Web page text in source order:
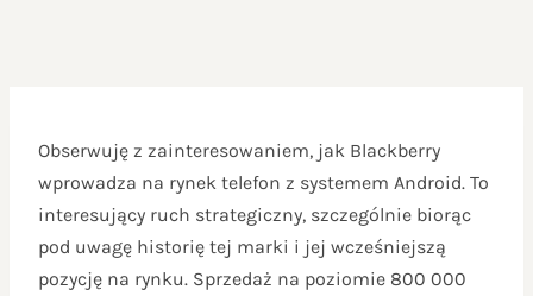
Obserwuję z zainteresowaniem, jak Blackberry
wprowadza na rynek telefon z systemem Android. To
interesujący ruch strategiczny, szczególnie biorąc
pod uwagę historię tej marki i jej wcześniejszą
pozycję na rynku. Sprzedaż na poziomie 800 000